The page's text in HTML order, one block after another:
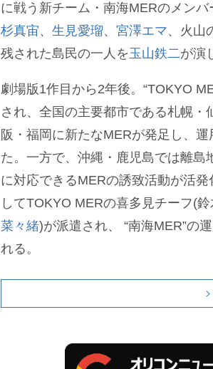
に戦う新チーム・南海MERのメンバ
杉真宙、 生見愛瑠、 宮澤エマ、火山
残された島民の一人を玉山鉄二が演
劇場版1作目から2年後。“TOKYO
され、全国の主要都市である札幌・
阪・福岡に新たなMERが発足し、
た。一方で、沖縄・鹿児島では離島
に対応できるMERの誘致活動が活発
してTOKYO MERの喜多見チーフ(
菜々緒)が派遣され、 “南海MER”の
れる。